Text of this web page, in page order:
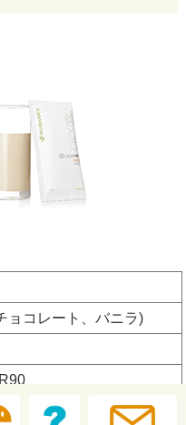
ョコレート、バニラ)
（43g × 15パック）